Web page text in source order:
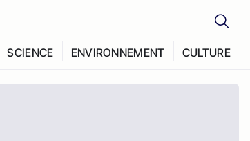
SCIENCE ENVIRONNEMENT CULTURE